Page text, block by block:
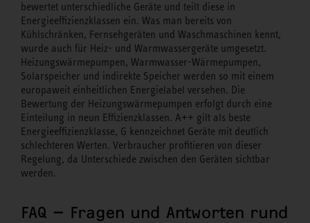
bewertet unterschiedliche Geräte und teilt diese in
Energieeffizienzklassen ein. Was man bereits von
Kühlschränken, Fernsehgeräten und Waschmaschinen kennt,
wurde auch für Heiz- und Warmwassergeräte umgesetzt.
Heizungswärmepumpen, Warmwasser-Wärmepumpen,
Solarspeicher und indirekte Speicher werden so mit einem
europaweit einheitlichen Energielabel versehen. Die
Bewertung der Heizungswärmepumpen erfolgt durch eine
Einteilung in neun Effizienzklassen. A++ gilt als beste
Energieeffizienzklasse, G kennzeichnet Geräte mit deutlich
schlechteren Werten. Verbraucher profitieren von dieser
Regelung, da Unterschiede zwischen den Geräten sichtbar
werden.
FAQ – Fragen und Antworten rund